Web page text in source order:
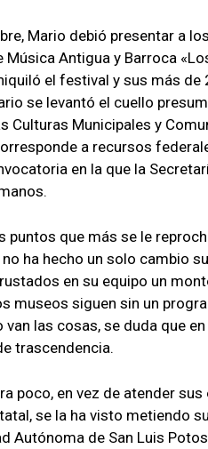
Mario debió presentar a
Música Antigua y Barroca
el festival y sus más de
se levantó el cuello
Culturas Municipales y
a recursos
en la que la
puntos que más se le
no ha hecho un solo cambio
en su equipo un
museos siguen sin un
van las cosas, se duda que
trascendencia.
poco, en vez de atender
se la ha visto metiendo
Autónoma de San Luis